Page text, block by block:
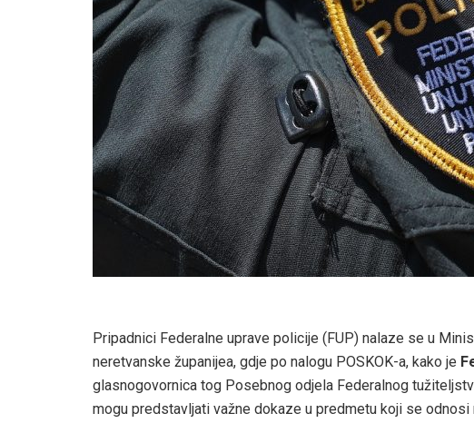
Pripadnici Federalne uprave policije (FUP) nalaze se u
neretvanske županijea, gdje po nalogu POSKOK-a, kako je
glasnogovornica tog Posebnog odjela Federalnog
mogu predstavljati važne dokaze u predmetu koji se odnosi